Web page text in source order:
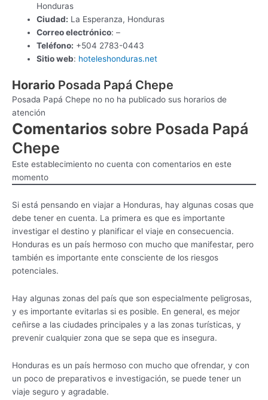
Honduras
Ciudad: La Esperanza, Honduras
Correo electrónico: –
Teléfono: +504 2783-0443
Sitio web: hoteleshonduras.net
Horario Posada Papá Chepe
Posada Papá Chepe no no ha publicado sus horarios de
atención
Comentarios sobre Posada Papá
Chepe
Este establecimiento no cuenta con comentarios en este
momento
Si está pensando en viajar a Honduras, hay algunas cosas que
debe tener en cuenta. La primera es que es importante
investigar el destino y planificar el viaje en consecuencia.
Honduras es un país hermoso con mucho que manifestar, pero
también es importante ente consciente de los riesgos
potenciales.
Hay algunas zonas del país que son especialmente peligrosas,
y es importante evitarlas si es posible. En general, es mejor
ceñirse a las ciudades principales y a las zonas turísticas, y
prevenir cualquier zona que se sepa que es insegura.
Honduras es un país hermoso con mucho que ofrendar, y con
un poco de preparativos e investigación, se puede tener un
viaje seguro y agradable.